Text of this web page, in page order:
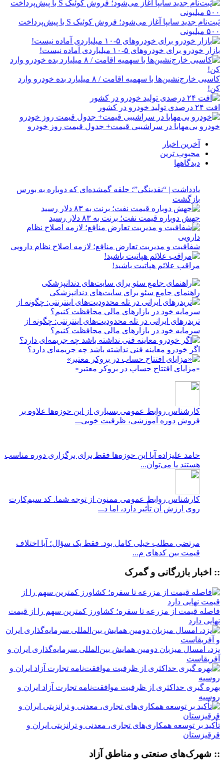
ثبت‌نام جدید سایپا آغاز می‌شود؛ فروش کوئیک S با پیش‌پرداخت
۵۰۰ میلیونی
بازار خودرو برای خودروهای ۵-۱۰ میلیاردی آماده نیست!
کاسبی خارج‌نشین‌ها با سهمیه اقامت / ۸ میلیارد بده خودرو وارد
کن!
افت ۲۴ درصدی تولید خودرو در کشور
خودرو بی‌مهابا در سراشیبی قیمت+ جدول قیمت روز خودرو
آخرین اخبار
محبوب ترین
دیدگاهها
یادداشت | “نقدینگی”؛ حلقه گمشده‌ای که دوباره به بورس
بازگشت
جهش دوباره قیمت نفت؛ برنت به ۸۳ دلار رسید
شفافیت و مدیریت تعارض منافع؛ لازمه اصلاح نظام دارویی
مراقب علائم هپاتیت باشید!
راهنمای جامع سئو برای سایت‌های دندانپزشکی
تریدرهای ایرانی در تله محدودیت‌های اینترنتی: چگونه از
سرمایه خود در بازارهای مالی محافظت کنیم؟
اگر خودرو معاینه فنی نداشته باشد چه جریمه‌ای دارد؟
«مزایای افتتاح حساب در بروکر معتبر»
کارشناس روابط عمومی بسیاری از این حوزه‌ها علاوه بر
فروش دوره آموزشی، ظرفیت خوبی...
حامد علیزاده آیا این حوزه‌ها فقط برای برگزاری دوره مناسب
هستند یا می‌توان...
کارشناس روابط عمومی ممنون از توجه شما. کد سیم‌کارت
روی ارزش آن تأثیر دارد، اما د...
مرتضی مطلب خیلی کامل بود. فقط یک سؤال؛ آیا اختلاف
قیمت بین کدهای م...
:: اخبار بازرگانی و گمرک
فاصله قیمت از مزرعه تا سفره؛ کشاورز کمترین سهم را از قیمت
نهایی دارد
یزد، امسال میزبان دومین همایش بین‌المللی سرمایه‌گذاری ایران و
آفریقاست
بهره گیری حداکثری از ظرفیت موافقت‌نامه تجارت آزاد ایران و
روسیه
تأکید بر توسعه همکاری‌های تجاری، معدنی و ترانزیتی ایران و
قرقیزستان
:: شهرک‌های صنعتی و مناطق آزاد